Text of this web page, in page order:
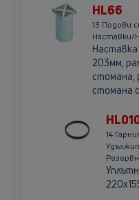
HL66
13 Подови
Наставки/
Наставка
203мм,
стомана,
стомана
14